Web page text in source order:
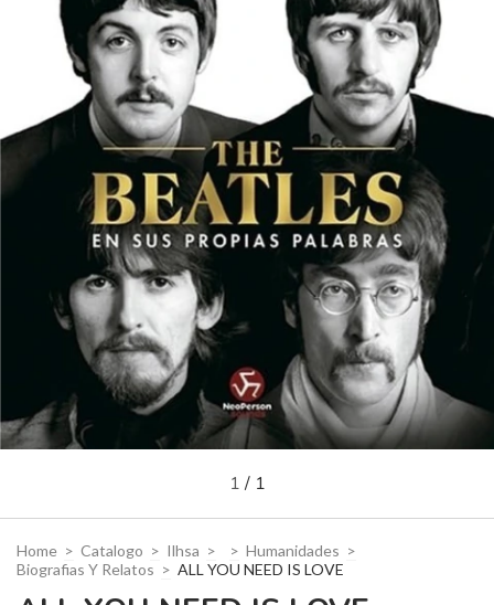
1 / 1
Home > Catalogo > Ilhsa > > Humanidades >
Biografias Y Relatos > ALL YOU NEED IS LOVE